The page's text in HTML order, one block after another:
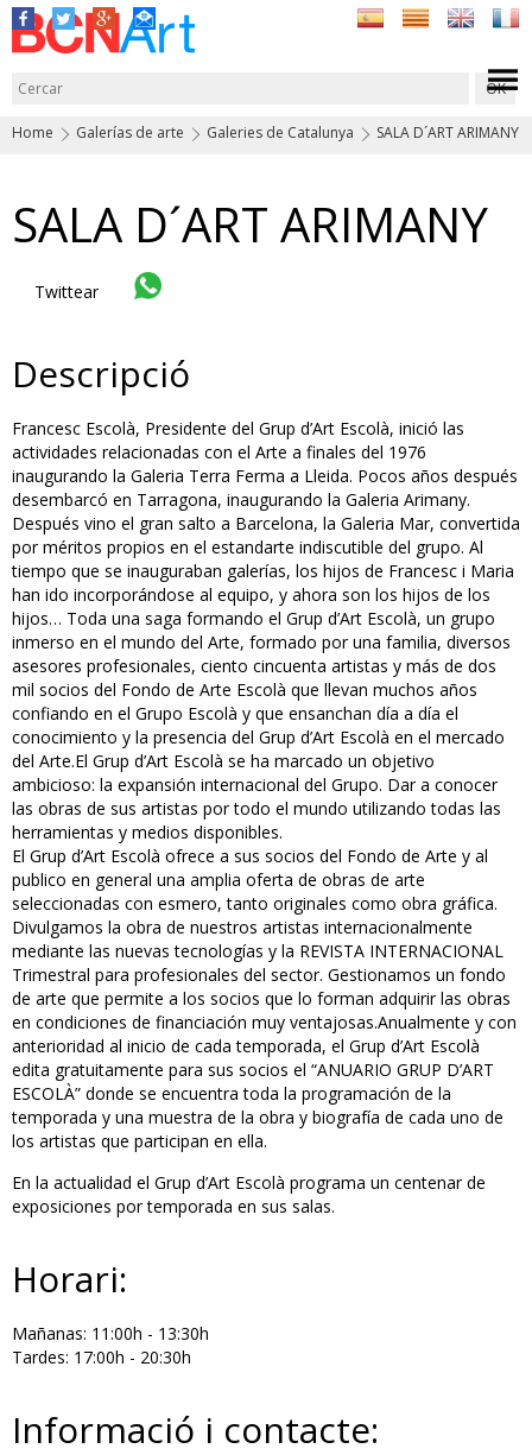
Home Galerías de arte Galeries de Catalunya SALA D´ART ARIMANY
SALA D´ART ARIMANY
Twittear
Descripció
Francesc Escolà, Presidente del Grup d’Art Escolà, inició las
actividades relacionadas con el Arte a finales del 1976
inaugurando la Galeria Terra Ferma a Lleida. Pocos años después
desembarcó en Tarragona, inaugurando la Galeria Arimany.
Después vino el gran salto a Barcelona, la Galeria Mar, convertida
por méritos propios en el estandarte indiscutible del grupo. Al
tiempo que se inauguraban galerías, los hijos de Francesc i Maria
han ido incorporándose al equipo, y ahora son los hijos de los
hijos… Toda una saga formando el Grup d’Art Escolà, un grupo
inmerso en el mundo del Arte, formado por una familia, diversos
asesores profesionales, ciento cincuenta artistas y más de dos
mil socios del Fondo de Arte Escolà que llevan muchos años
confiando en el Grupo Escolà y que ensanchan día a día el
conocimiento y la presencia del Grup d’Art Escolà en el mercado
del Arte.El Grup d’Art Escolà se ha marcado un objetivo
ambicioso: la expansión internacional del Grupo. Dar a conocer
las obras de sus artistas por todo el mundo utilizando todas las
herramientas y medios disponibles.
El Grup d’Art Escolà ofrece a sus socios del Fondo de Arte y al
publico en general una amplia oferta de obras de arte
seleccionadas con esmero, tanto originales como obra gráfica.
Divulgamos la obra de nuestros artistas internacionalmente
mediante las nuevas tecnologías y la REVISTA INTERNACIONAL
Trimestral para profesionales del sector. Gestionamos un fondo
de arte que permite a los socios que lo forman adquirir las obras
en condiciones de financiación muy ventajosas.Anualmente y con
anterioridad al inicio de cada temporada, el Grup d’Art Escolà
edita gratuitamente para sus socios el “ANUARIO GRUP D’ART
ESCOLÀ” donde se encuentra toda la programación de la
temporada y una muestra de la obra y biografía de cada uno de
los artistas que participan en ella.
En la actualidad el Grup d’Art Escolà programa un centenar de
exposiciones por temporada en sus salas.
Horari:
Mañanas: 11:00h - 13:30h
Tardes: 17:00h - 20:30h
Informació i contacte: